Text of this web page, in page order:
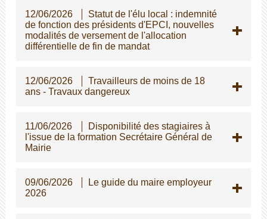
12/06/2026
Statut de l'élu local : indemnité
de fonction des présidents d'EPCI, nouvelles
modalités de versement de l'allocation
différentielle de fin de mandat
12/06/2026
Travailleurs de moins de 18
ans - Travaux dangereux
11/06/2026
Disponibilité des stagiaires à
l'issue de la formation Secrétaire Général de
Mairie
09/06/2026
Le guide du maire employeur
2026